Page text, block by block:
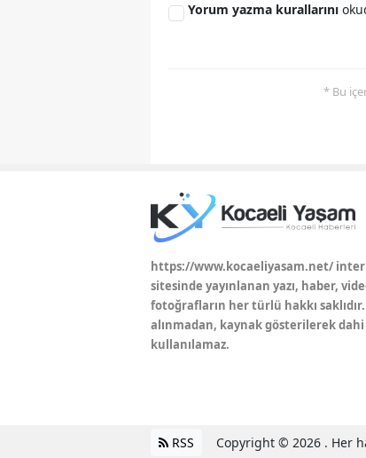
Yorum yazma kurallarını
* Bu
https://www.kocaeliyasam.net/
sitesinde yayınlanan yazı, haber,
fotoğrafların her türlü hakkı
alınmadan, kaynak gösterilerek dahi
kullanılamaz.
RSS Copyright © 2026 . Her